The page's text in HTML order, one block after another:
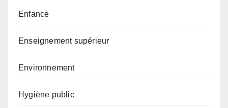
Enfance
Enseignement supérieur
Environnement
Hygiène public